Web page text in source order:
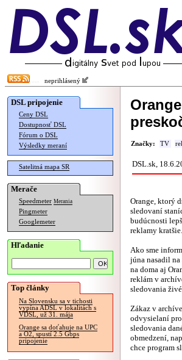
neprihlásený
DSL pripojenie
Ceny DSL
Dostupnosť DSL
Fórum o DSL
Výsledky meraní
Satelitná mapa SR
Merače
Speedmeter Merania
Pingmeter
Googlemeter
Hľadanie
Top články
Na Slovensku sa v tichosti
vypína ADSL v lokalitách s
VDSL, už 31. mája
Orange sa doťahuje na UPC
a O2, spustí 2.5 Gbps
pripojenie
Značky: TV
DSL.sk,
Orange, ktorý
sledovaní
budúcnosti
reklamy kratšie.
Ako sme
júna nasadil
na doma aj
reklám v
sledovania
Zákaz v
odvysielaní
sledovania
obmedzení,
chce program